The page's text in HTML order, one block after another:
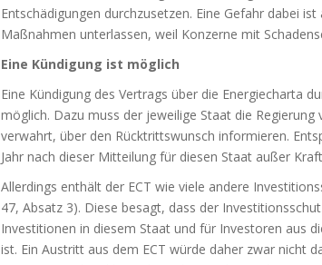
Entschädigungen durchzusetzen. Eine Gefahr dabei
Maßnahmen unterlassen, weil Konzerne mit
Eine Kündigung ist möglich
Eine Kündigung des Vertrags über die Energiecharta
möglich. Dazu muss der jeweilige Staat die
verwahrt, über den Rücktrittswunsch informieren.
Jahr nach dieser Mitteilung für diesen Staat außer
Allerdings enthält der ECT wie viele andere
47, Absatz 3). Diese besagt, dass der
Investitionen in diesem Staat und für Investoren aus
ist. Ein Austritt aus dem ECT würde daher zwar nicht